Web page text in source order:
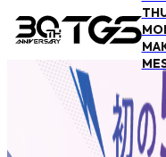
概要・アクセス